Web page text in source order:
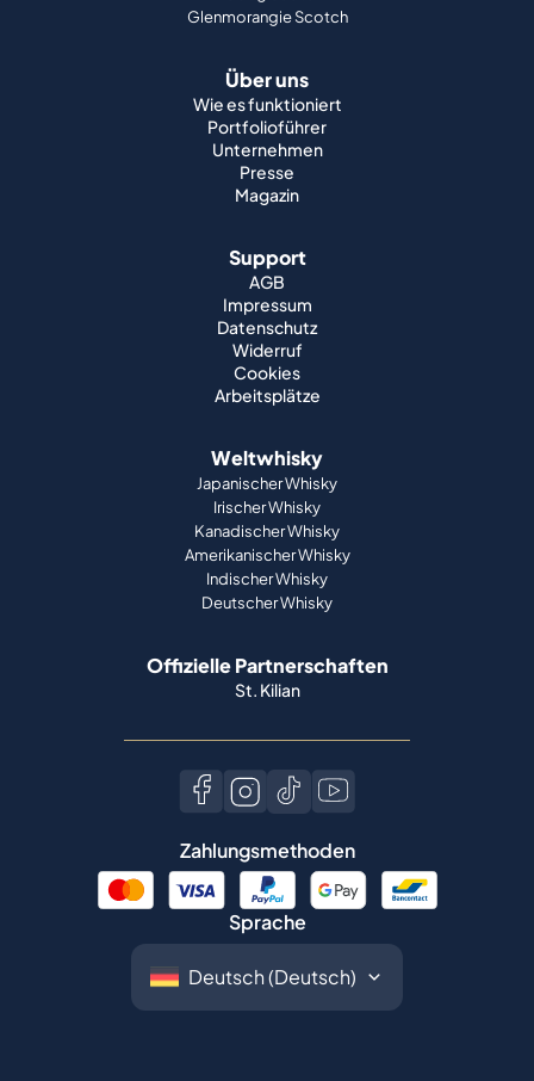
Glenmorangie Scotch
Über uns
Wie es funktioniert
Portfolioführer
Unternehmen
Presse
Magazin
Support
AGB
Impressum
Datenschutz
Widerruf
Cookies
Arbeitsplätze
Weltwhisky
Japanischer Whisky
Irischer Whisky
Kanadischer Whisky
Amerikanischer Whisky
Indischer Whisky
Deutscher Whisky
Offizielle Partnerschaften
St. Kilian
Zahlungsmethoden
Sprache